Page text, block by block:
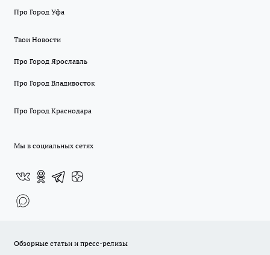
Про Город Уфа
Твои Новости
Про Город Ярославль
Про Город Владивосток
Про Город Краснодара
Мы в социальных сетях
Обзорные статьи и пресс-релизы